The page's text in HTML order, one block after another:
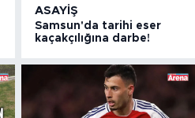
ASAYIŞ
Samsun'da tarihi eser
kaçakçılığına darbe!